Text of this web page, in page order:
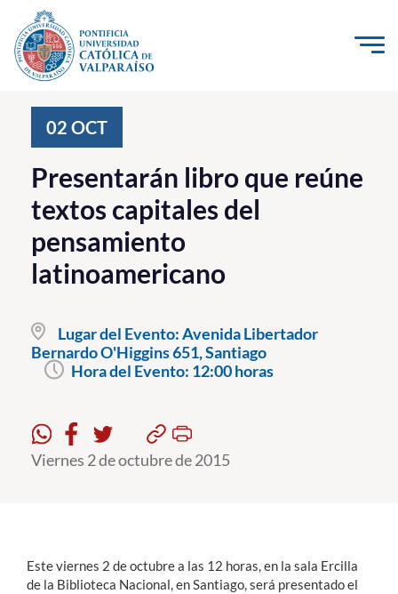
Click acá para ir directamente al contenido
Investigación, Creación e Innovación
PUCV Internacional
Vinculación con el Medio
Admisión
Pregrado
Postgrado
Estudiantes
02 OCT
Presentarán libro que reúne
textos capitales del
pensamiento
latinoamericano
Lugar del Evento:Avenida Libertador
Bernardo O'Higgins 651, Santiago
Hora del Evento: 12:00 horas
Viernes 2 de octubre de 2015
Este viernes 2 de octubre a las 12 horas, en la sala Ercilla
de la Biblioteca Nacional, en Santiago, será presentado el